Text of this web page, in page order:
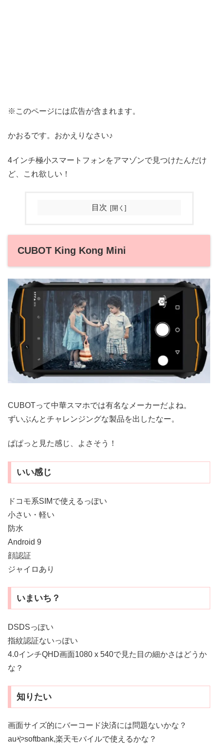
※このページには広告が含まれます。
かおるです。おかえりなさい♪
4インチ極小スマートフォンをアマゾンで見つけたんだけ
ど、これ欲しい！
目次
CUBOT King Kong Mini
CUBOTって中華スマホでは有名なメーカーだよね。
ずいぶんとチャレンジングな製品を出したなー。
ぱぱっと見た感じ、よさそう！
いい感じ
ドコモ系SIMで使えるっぽい
小さい・軽い
防水
Android 9
顔認証
ジャイロあり
いまいち？
DSDSっぽい
指紋認証ないっぽい
4.0インチQHD画面1080 x 540で見た目の細かさはどうか
な？
知りたい
画面サイズ的にバーコード決済には問題ないかな？
auやsoftbank,楽天モバイルで使えるかな？